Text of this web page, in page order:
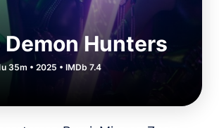
Hunters
35m • 2025 • IMDb 7.4